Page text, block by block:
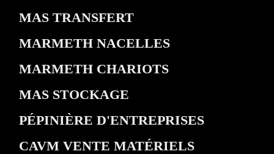
MAS TRANSFERT
MARMETH NACELLES
MARMETH CHARIOTS
MAS STOCKAGE
PÉPINIÈRE D'ENTREPRISES
CAVM VENTE MATÉRIELS